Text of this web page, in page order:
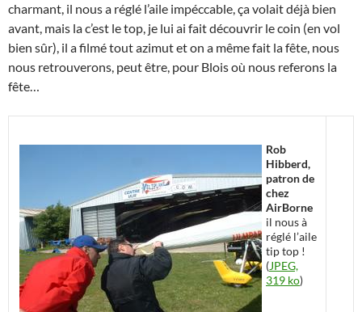
charmant, il nous a réglé l’aile impéccable, ça volait déjà bien
avant, mais la c’est le top, je lui ai fait découvrir le coin (en vol
bien sûr), il a filmé tout azimut et on a même fait la fête, nous
nous retrouverons, peut être, pour Blois où nous referons la
fête…
Rob
Hibberd,
patron de
chez
AirBorne
il nous à
réglé l’aile
tip top !
(JPEG,
319 ko)